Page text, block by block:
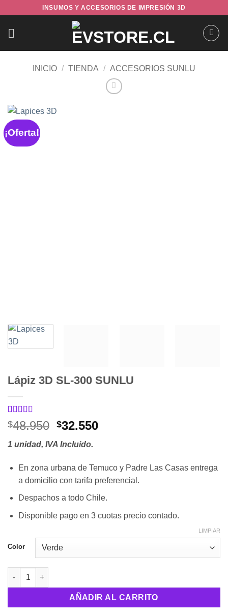
contenido
INSUMOS Y ACCESORIOS DE IMPRESIÓN 3D
INICIO / TIENDA / ACCESORIOS SUNLU
¡Oferta!
Lápiz 3D SL-300 SUNLU
Valorado
con4.5de
2
valoraciones
$48.950 El
original
era:
$48.950.
$32.550El
$32.550.
1 unidad, IVA Incluido.
En zona urbana de Temuco y Padre Las Casas entrega
a domicilio con tarifa preferencial.
Despachos a todo Chile.
Disponible pago en 3 cuotas precio contado.
Color
LIMPIAR
Lápiz 3D SL-300 SUNLU cantidad
AÑADIR AL CARRITO